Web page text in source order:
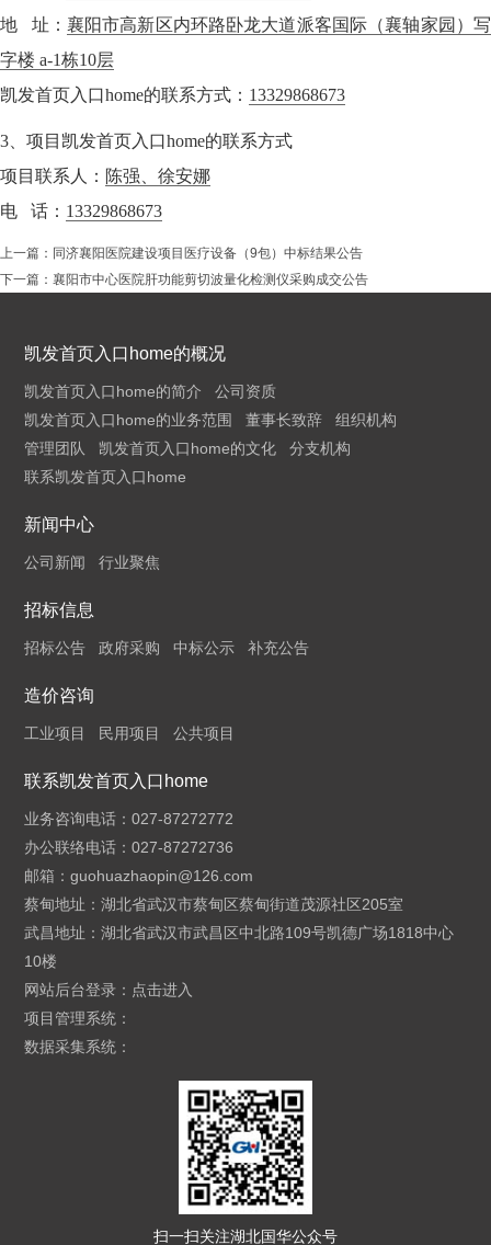
地 址： 襄阳市高新区内环路卧龙大道派客国际（襄轴家园）写
字楼 a-1栋10层
凯发首页入口home的联系方式： 13329868673
3、项目凯发首页入口home的联系方式
项目联系人： 陈强、徐安娜
电 话： 13329868673
上一篇： 同济襄阳医院建设项目医疗设备（9包）中标结果公告
下一篇： 襄阳市中心医院肝功能剪切波量化检测仪采购成交公告
凯发首页入口home的概况
凯发首页入口home的简介
公司资质
凯发首页入口home的业务范围
董事长致辞
组织机构
管理团队
凯发首页入口home的文化
分支机构
联系凯发首页入口home
新闻中心
公司新闻 行业聚焦
招标信息
招标公告 政府采购 中标公示 补充公告
造价咨询
工业项目 民用项目 公共项目
联系凯发首页入口home
业务咨询电话：027-87272772
办公联络电话：027-87272736
邮箱：guohuazhaopin@126.com
蔡甸地址：湖北省武汉市蔡甸区蔡甸街道茂源社区205室
武昌地址：湖北省武汉市武昌区中北路109号凯德广场1818中心
10楼
网站后台登录： 点击进入
项目管理系统：
数据采集系统：
扫一扫关注湖北国华公众号